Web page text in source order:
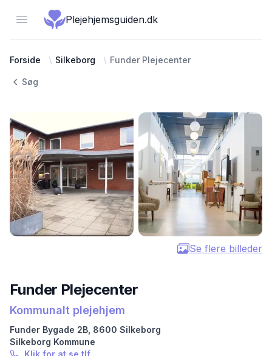
Open menuPlejehjemsguiden.dk
Forside Silkeborg Funder Plejecenter
Søg
Se flere billeder
Funder Plejecenter
Kommunalt plejehjem
Funder Bygade 2B 8600 Silkeborg
Silkeborg Kommune
Klik for at se tlf.